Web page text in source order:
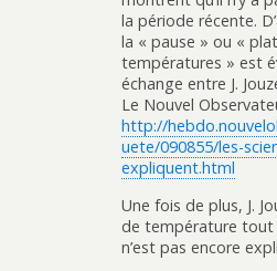
la période récente.
la « pause » ou «
températures » est
échange entre J.
Le Nouvel
http://
uete/090855/les-
expliquent.html
Une fois de plus, J.
de température tout
n’est pas encore